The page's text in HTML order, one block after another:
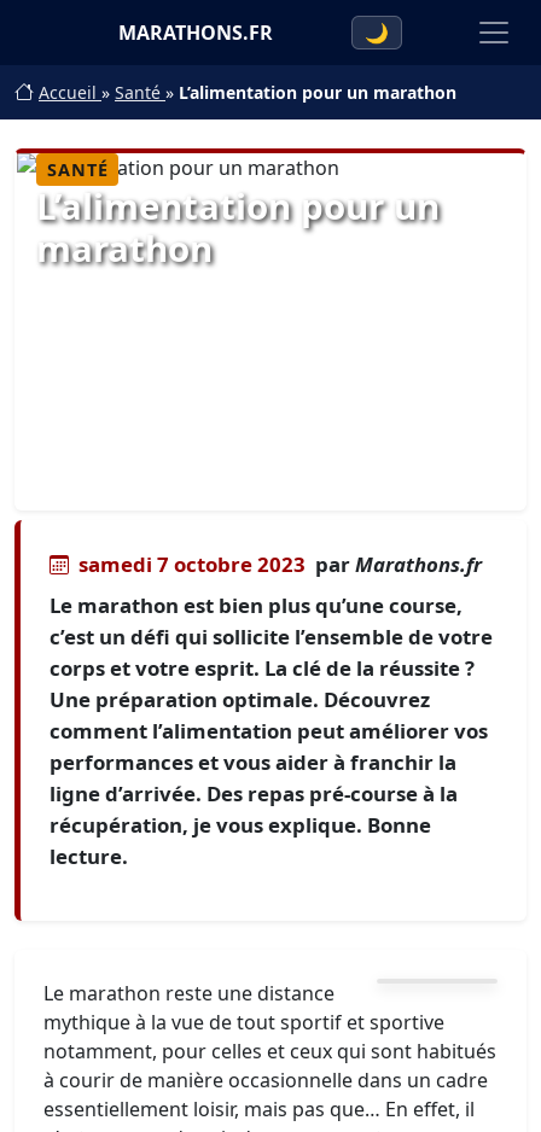
MARATHONS.FR 🌙
Accueil » Santé » L’alimentation pour un marathon
SANTÉ
L’alimentation pour un
marathon
samedi 7 octobre 2023 parMarathons.fr
Le marathon est bien plus qu’une course,
c’est un défi qui sollicite l’ensemble de votre
corps et votre esprit. La clé de la réussite ?
Une préparation optimale. Découvrez
comment l’alimentation peut améliorer vos
performances et vous aider à franchir la
ligne d’arrivée. Des repas pré-course à la
récupération, je vous explique. Bonne
lecture.
Le marathon reste une distance
mythique à la vue de tout sportif et sportive
notamment, pour celles et ceux qui sont habitués
à courir de manière occasionnelle dans un cadre
essentiellement loisir, mais pas que… En effet, il